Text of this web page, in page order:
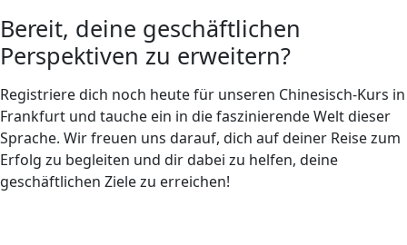
Bereit, deine geschäftlichen
Perspektiven zu erweitern?
Registriere dich noch heute für unseren Chinesisch-Kurs in
Frankfurt und tauche ein in die faszinierende Welt dieser
Sprache. Wir freuen uns darauf, dich auf deiner Reise zum
Erfolg zu begleiten und dir dabei zu helfen, deine
geschäftlichen Ziele zu erreichen!